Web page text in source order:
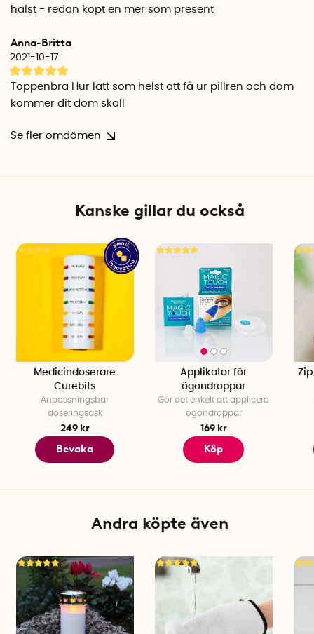
hälst - redan köpt en mer som present
Anna-Britta
2021-10-17
Toppenbra Hur lätt som helst att få ur pillren och dom
kommer dit dom skall
Se fler omdömen
Kanske gillar du också
Medicindoserare
Curebits
Anpassningsbar
doseringsask
249 kr
Bevaka
Applikator för
ögondroppar
Gör det enkelt att applicera
ögondroppar
169 kr
Köp
Andra köpte även